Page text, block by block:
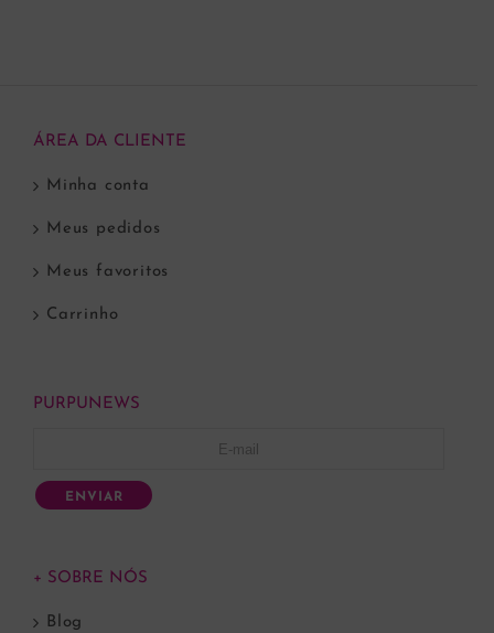
ÁREA DA CLIENTE
Minha conta
Meus pedidos
Meus favoritos
Carrinho
PURPUNEWS
ENVIAR
+ SOBRE NÓS
Blog